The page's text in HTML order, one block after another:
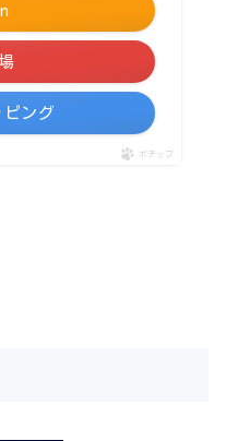
ピング
ポチップ